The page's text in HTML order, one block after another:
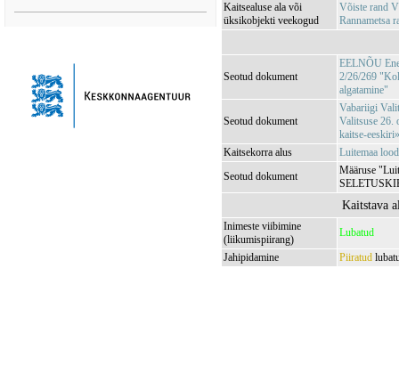
Kaitsealuse ala või
üksikobjekti veekogud
Võiste rand
Rannametsa
Seotud dokument
EELNÕU
2/26/269
algatamine"
Seotud dokument
Vabariigi
Valitsuse 26.
kaitse-
Kaitsekorra alus
Luitemaa
Seotud dokument
Määruse
Kaitstava
Inimeste viibimine
(liikumispiirang)
Lubatud
Jahipidamine
Piiratud